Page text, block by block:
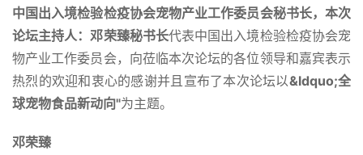
中国出入境检验检疫协会宠物产业工作委员会秘书长，本次
论坛主持人：邓荣臻秘书长代表中国出入境检验检疫协会宠
物产业工作委员会，向莅临本次论坛的各位领导和嘉宾表示
热烈的欢迎和衷心的感谢并且宣布了本次论坛以&ldquo;全
球宠物食品新动向"为主题。
邓荣臻